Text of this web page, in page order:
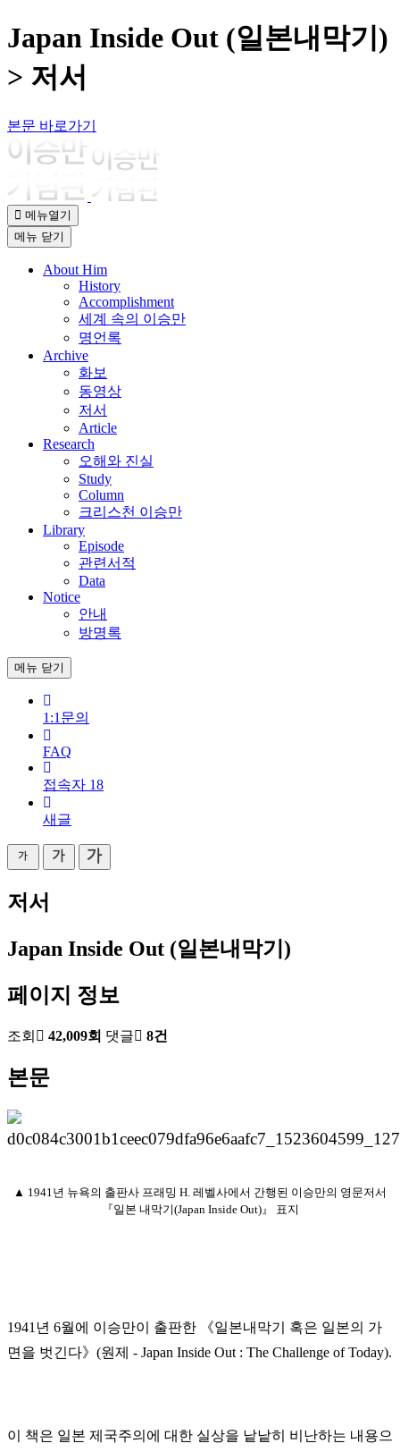
Japan Inside Out (일본내막기)
> 저서
본문 바로가기
메뉴열기
메뉴 닫기
About Him
History
Accomplishment
세계 속의 이승만
명언록
Archive
화보
동영상
저서
Article
Research
오해와 진실
Study
Column
크리스천 이승만
Library
Episode
관련서적
Data
Notice
안내
방명록
메뉴 닫기
1:1문의
FAQ
접속자 18
새글
저서
Japan Inside Out (일본내막기)
페이지 정보
조회 42,009회 댓글 8건
본문
▲ 1941년 뉴욕의 출판사 프래밍 H. 레벨사에서 간행된 이승만의 영문저서
『일본 내막기(Japan Inside Out)』 표지
1941년 6월에 이승만이 출판한 《일본내막기 혹은 일본의 가
면을 벗긴다》(원제 - Japan Inside Out : The Challenge of Today).
이 책은 일본 제국주의에 대한 실상을 낱낱히 비난하는 내용으